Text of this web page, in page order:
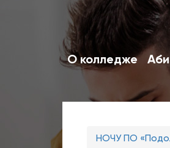
О колледже
Вы
НОЧУ ПО